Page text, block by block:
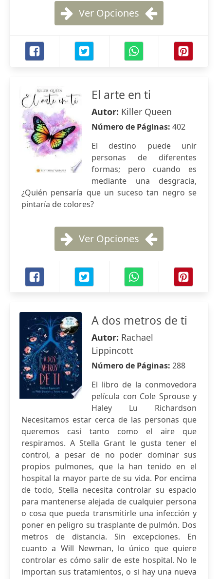
Ver Opciones
El arte en ti
Autor: Killer Queen
Número de Páginas: 402
El destino puede unir
personas de diferentes
formas; pero cuando es
mediante una desgracia,
¿Quién pensaría que un suceso tan negro se
pintaría de colores?
Ver Opciones
A dos metros de ti
Autor: Rachael
Lippincott
Número de Páginas: 288
El libro de la conmovedora
película con Cole Sprouse y
Haley Lu Richardson
Necesitamos estar cerca de las personas que
queremos casi tanto como el aire que
respiramos. A Stella Grant le gusta tener el
control, a pesar de no poder dominar sus
propios pulmones, que la han tenido en el
hospital la mayor parte de su vida. Por encima
de todo, Stella necesita controlar su espacio
para mantenerse alejada de cualquier persona
o cosa que pueda transmitirle una infección y
poner en peligro su trasplante de pulmón. Dos
metros de distancia. Sin excepciones. En
cuanto a Will Newman, lo único que quiere
controlar es cómo salir de este hospital. No le
importan sus tratamientos, o si hay una nueva